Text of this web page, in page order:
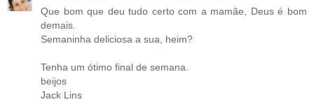
Que bom que deu tudo certo com a mamãe, Deus é bom
demais.
Semaninha deliciosa a sua, heim?
Tenha um ótimo final de semana.
beijos
Jack Lins